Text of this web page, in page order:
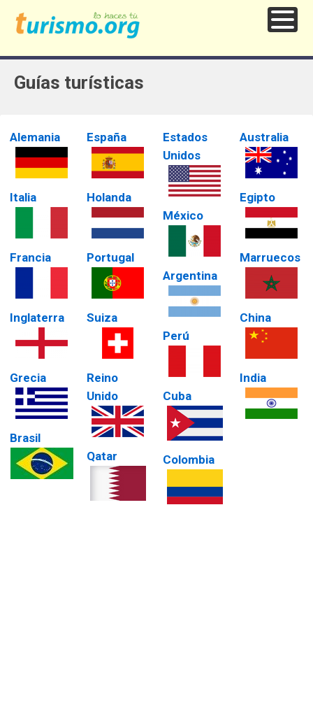
Guías turísticas
Alemania
Italia
Francia
Inglaterra
Grecia
Brasil
España
Holanda
Portugal
Suiza
Reino
Unido
Qatar
Estados
Unidos
México
Argentina
Perú
Cuba
Colombia
Australia
Egipto
Marruecos
China
India